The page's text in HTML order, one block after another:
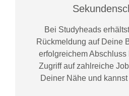
Bei Studyheads
Rückmeldung auf Deine
erfolgreichem Abschluss
Zugriff auf zahlreiche
Deiner Nähe und